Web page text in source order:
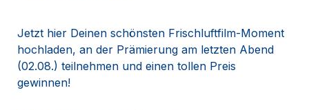
Jetzt hier Deinen schönsten Frischluftfilm-Moment
hochladen, an der Prämierung am letzten Abend
(02.08.) teilnehmen und einen tollen Preis
gewinnen!